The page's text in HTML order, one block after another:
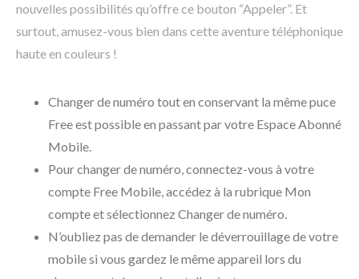
nouvelles possibilités qu’offre ce bouton “Appeler”. Et
surtout, amusez-vous bien dans cette aventure téléphonique
haute en couleurs !
Changer de numéro tout en conservant la même puce
Free est possible en passant par votre Espace Abonné
Mobile.
Pour changer de numéro, connectez-vous à votre
compte Free Mobile, accédez à la rubrique Mon
compte et sélectionnez Changer de numéro.
N’oubliez pas de demander le déverrouillage de votre
mobile si vous gardez le même appareil lors du